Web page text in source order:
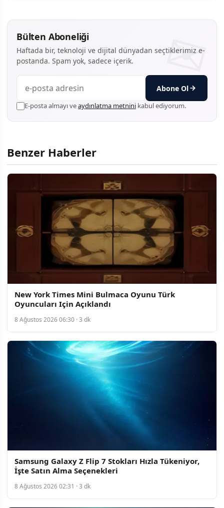
Bülten Aboneliği
Haftada bir, teknoloji ve dijital dünyadan seçtiklerimiz e-
postanda. Spam yok, sadece içerik.
Abone Ol
E-posta almayı veaydınlatma metnini kabul ediyorum.
Benzer Haberler
New York Times Mini Bulmaca Oyunu Türk
Oyuncuları Için Açıklandı
8 Ağustos 2026 06:30 · 3 dk
Samsung Galaxy Z Flip 7 Stokları Hızla Tükeniyor,
İşte Satın Alma Seçenekleri
8 Ağustos 2026 02:31 · 3 dk